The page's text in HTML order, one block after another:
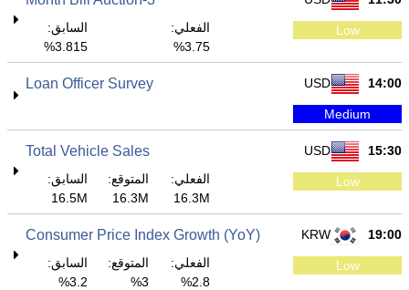
Low
الفعلي:
3.75%
السابق:
3.815%
14:00
USD
Loan Officer Survey
Medium
15:30
USD
Total Vehicle Sales
Low
الفعلي:
16.3M
المتوقع:
16.3M
السابق:
16.5M
19:00
KRW
Consumer Price Index Growth (YoY)
Low
الفعلي:
2.8%
المتوقع:
3%
السابق:
3.2%